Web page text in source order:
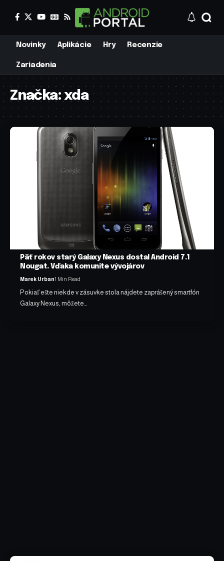
Novinky Aplikácie Hry Recenzie
Zariadenia
Značka:xda
Päť rokov starý Galaxy Nexus dostal Android 7.1
Nougat. Vďaka komunite vývojárov
Marek Urban1 Min Read
Pokiaľ ešte niekde v zásuvke stola nájdete zaprášený smartfón
Galaxy Nexus, môžete…